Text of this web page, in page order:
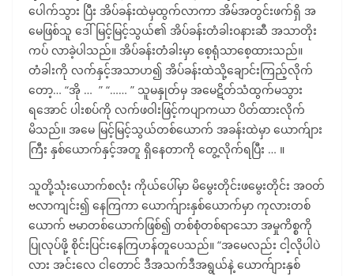
ပေါက်သွား ပြီး အိပ်ခန်းထဲမှထွက်လာကာ အိမ်အတွင်းဖက်ရှိ အ
မေဖြစ်သူ ဒေါ်မြင့်မြင့်သွယ်၏ အိပ်ခန်းတံခါးဝနားဆီ အသာတိုး
ကပ် လာခဲ့ပါသည်။ အိပ်ခန်းတံခါးမှာ စေ့ရုံသာစေ့ထားသည်။
တံခါးကို လက်နှင့်အသာဟ၍ အိပ်ခန်းထဲသို့ချောင်းကြည့်လိုက်
တော့… “အို … ” “…… ” သူမနှုတ်မှ အမေဋိတ်သံထွက်မသွား
ရအောင် ပါးစပ်ကို လက်ဖဝါးဖြင့်ကပျာကယာ ပိတ်ထားလိုက်
မိသည်။ အမေ မြင့်မြင့်သွယ်တစ်ယောက် အခန်းထဲမှာ ယောက်ျား
ကြီး နှစ်ယောက်နှင့်အတူ ရှိနေတာကို တွေ့လိုက်ရပြီး … ။
သူတို့သုံးယောက်စလုံး ကိုယ်ပေါ်မှာ မိမွေးတိုင်းဖမွေးတိုင်း အဝတ်
ဗလာကျင်း၍ နေကြကာ ယောက်ျားနှစ်ယောက်မှာ ကုလားတစ်
ယောက် ဗမာတစ်ယောက်ဖြစ်၍ တစ်စုံတစ်ရာသော အမှုကိစ္စကို
ပြုလုပ်ဖို့ စိုင်းပြင်းနေကြဟန်တူပေသည်။ “အမေလည်း ငါ့လိုပါပဲ
လား အင်းလေ ငါတောင် ဒီအသက်ဒီအရွယ်နဲ့ ယောက်ျားနှစ်